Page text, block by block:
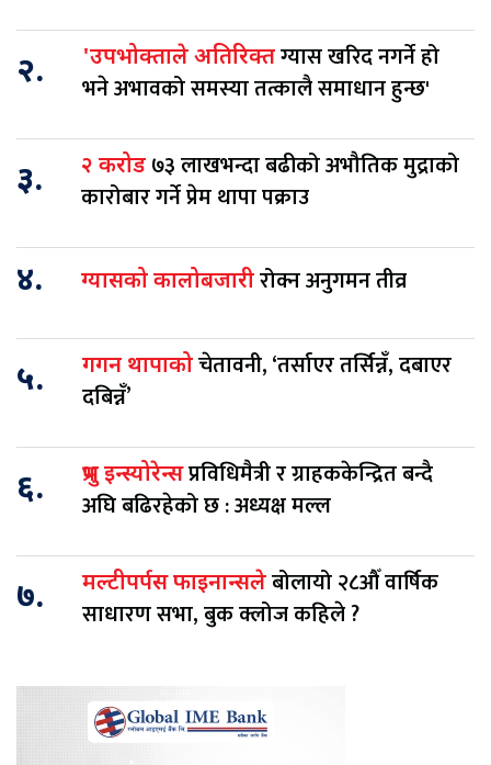
२. 'उपभोक्ताले अतिरिक्तग्यास खरिद नगर्ने हो
भने अभावको समस्या तत्कालै समाधान हुन्छ'
३. २ करोड ७३ लाखभन्दा बढीको अभौतिक मुद्राको
कारोबार गर्ने प्रेम थापा पक्राउ
४. ग्यासको कालोबजारीरोक्न अनुगमन तीव्र
५. गगन थापाकोचेतावनी, ‘तर्साएर तर्सिन्नँ, दबाएर
दबिन्नँ’
६. प्रभु इन्स्योरेन्सप्रविधिमैत्री र ग्राहककेन्द्रित बन्दै
अघि बढिरहेको छ : अध्यक्ष मल्ल
७. मल्टीपर्पस फाइनान्सलेबोलायो २८औँ वार्षिक
साधारण सभा, बुक क्लोज कहिले ?